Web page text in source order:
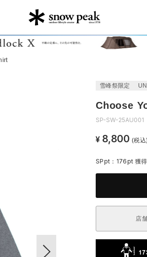
雪峰祭限定
Choose
SP-SW-25AU001
¥ 8,800 (税込
SPpt：176pt 獲得
店